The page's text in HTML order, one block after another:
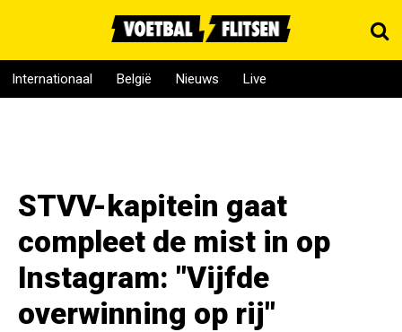
Internationaal België Nieuws Live
STVV-kapitein gaat
compleet de mist in op
Instagram: "Vijfde
overwinning op rij"